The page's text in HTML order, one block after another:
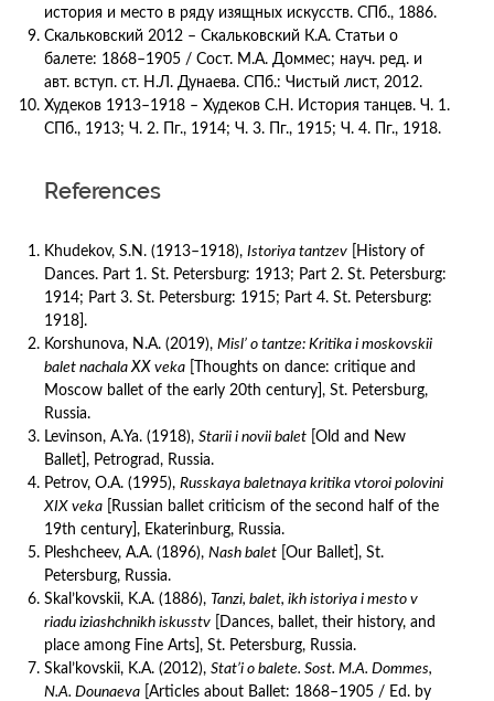
история и место в ряду изящных искусств. СПб., 1886.
Скальковский 2012 – Скальковский К.А. Статьи о
балете: 1868–1905 / Сост. М.А. Доммес; науч. ред. и
авт. вступ. ст. Н.Л. Дунаева. СПб.: Чистый лист, 2012.
Худеков 1913–1918 – Худеков С.Н. История танцев. Ч. 1.
СПб., 1913; Ч. 2. Пг., 1914; Ч. 3. Пг., 1915; Ч. 4. Пг., 1918.
References
Khudekov, S.N. (1913–1918), Istoriya tantzev [History of
Dances. Part 1. St. Petersburg: 1913; Part 2. St. Petersburg:
1914; Part 3. St. Petersburg: 1915; Part 4. St. Petersburg:
1918].
Korshunova, N.A. (2019), Misl’ o tantze: Kritika i moskovskii
balet nachala ХХ veka [Thoughts on dance: critique and
Moscow ballet of the early 20th century], St. Petersburg,
Russia.
Levinson, А.Ya. (1918), Starii i novii balet [Old and New
Ballet], Petrograd, Russia.
Petrov, O.A. (1995), Russkaya baletnaya kritika vtoroi polovini
XIX veka [Russian ballet criticism of the second half of the
19th century], Ekaterinburg, Russia.
Pleshcheev, A.A. (1896), Nash balet [Our Ballet], St.
Petersburg, Russia.
Skal’kovskii, K.A. (1886), Tanzi, balet, ikh istoriya i mesto v
riadu iziashchnikh iskusstv [Dances, ballet, their history, and
place among Fine Arts], St. Petersburg, Russia.
Skal’kovskii, K.A. (2012), Stat’i o balete. Sost. M.A. Dommes,
N.A. Dounaeva [Articles about Ballet: 1868–1905 / Ed. by